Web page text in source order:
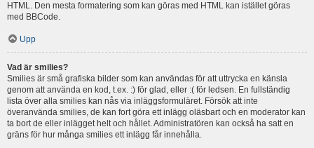
HTML. Den mesta formatering som kan göras med HTML kan istället göras
med BBCode.
Upp
Vad är smilies?
Smilies är små grafiska bilder som kan användas för att uttrycka en känsla
genom att använda en kod, t.ex. :) för glad, eller :( för ledsen. En fullständig
lista över alla smilies kan nås via inläggsformuläret. Försök att inte
överanvända smilies, de kan fort göra ett inlägg oläsbart och en moderator kan
ta bort de eller inlägget helt och hållet. Administratören kan också ha satt en
gräns för hur många smilies ett inlägg får innehålla.